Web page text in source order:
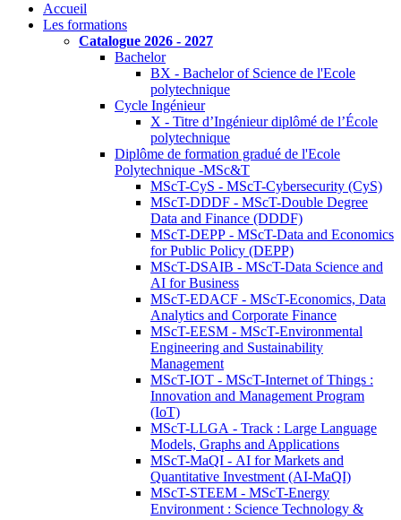
Accueil
Les formations
Catalogue 2026 - 2027
Bachelor
BX - Bachelor of Science de l'Ecole
polytechnique
Cycle Ingénieur
X - Titre d’Ingénieur diplômé de l’École
polytechnique
Diplôme de formation gradué de l'Ecole
Polytechnique -MSc&T
MScT-CyS - MScT-Cybersecurity (CyS)
MScT-DDDF - MScT-Double Degree
Data and Finance (DDDF)
MScT-DEPP - MScT-Data and Economics
for Public Policy (DEPP)
MScT-DSAIB - MScT-Data Science and
AI for Business
MScT-EDACF - MScT-Economics, Data
Analytics and Corporate Finance
MScT-EESM - MScT-Environmental
Engineering and Sustainability
Management
MScT-IOT - MScT-Internet of Things :
Innovation and Management Program
(IoT)
MScT-LLGA - Track : Large Language
Models, Graphs and Applications
MScT-MaQI - AI for Markets and
Quantitative Investment (AI-MaQI)
MScT-STEEM - MScT-Energy
Environment : Science Technology &